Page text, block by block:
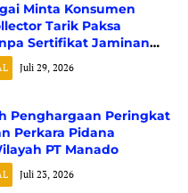
Minta Konsumen
Tarik Paksa
Sertifikat Jaminan
Juli 29, 2026
Penghargaan Peringkat
Perkara Pidana
PT Manado
Juli 23, 2026